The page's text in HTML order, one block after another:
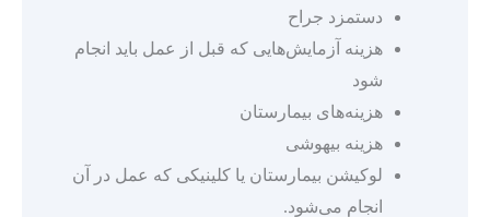
دستمزد جراح
هزینه آزمایش‌هایی که قبل از عمل باید انجام
شود
هزینه‌های بیمارستان
هزینه بیهوشی
لوکیشن بیمارستان یا کلینیکی که عمل در آن
انجام می‌شود.